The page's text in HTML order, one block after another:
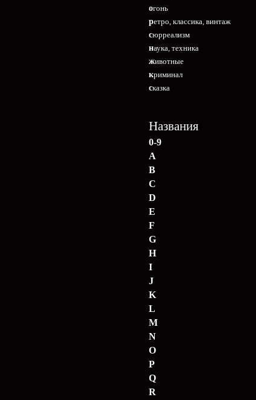
огонь
ретро, классика, винтаж
сюрреализм
наука, техника
животные
криминал
сказка
Названия
0-9
A
B
C
D
E
F
G
H
I
J
K
L
M
N
O
P
Q
R